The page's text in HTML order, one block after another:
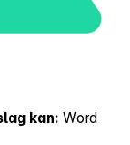
kan: Word